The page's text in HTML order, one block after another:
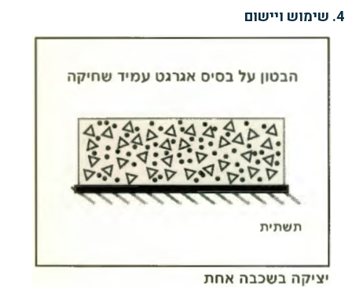
4. שימוש ויישום